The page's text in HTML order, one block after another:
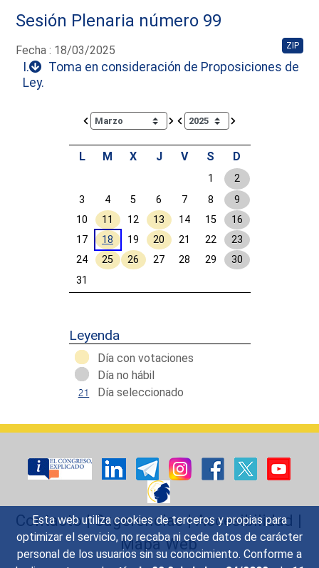
Esta web utiliza cookies de terceros y propias para
optimizar el servicio, no recaba ni cede datos de carácter
personal de los usuarios sin su conocimiento. Conforme a
Sesión Plenaria número 99
Fecha : 18/03/2025 ZIP
I.
Toma en consideración de Proposiciones de
Ley.
Calendar io de actividades. Doce Legislatura
L M X J V S D
1
2
3
4 5 6 7 8
9
10
11 12 13 14 15
16
17
18 19 20 21 22
23
24
25 26 27 28 29
30
31
Leyenda
Día con votaciones
Día no hábil
Día seleccionado
Contacto|Sugerencias|Accesibilidad |
Mapa Web